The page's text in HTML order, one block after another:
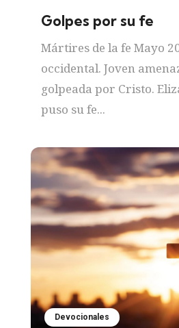
Golpes por su fe
Mártires de la fe Mayo
occidental. Joven
golpeada por Cristo.
puso su fe...
Devocionales